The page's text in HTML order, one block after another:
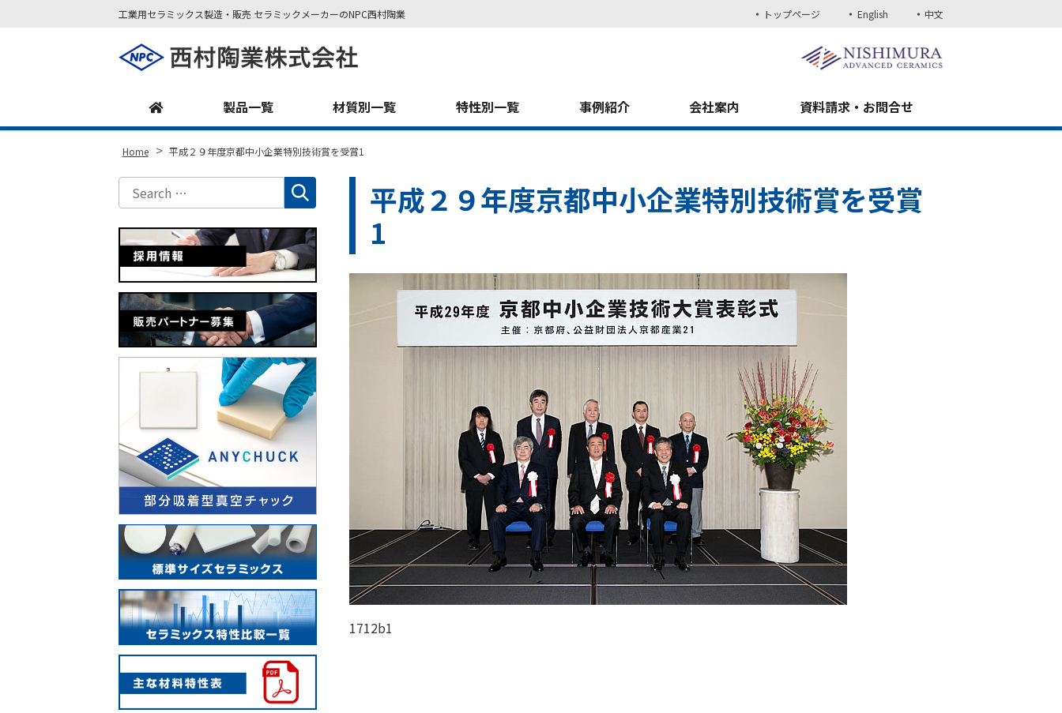
工業用セラミックス製造・販売 セラミックメーカーのNPC西村陶業 トップページ English 中文
製品一覧 材質別一覧 特性別一覧 事例紹介 会社案内 資料請求・お問合せ
Home > 平成２９年度京都中小企業特別技術賞を受賞1
平成２９年度京都中小企業特別技術賞を受賞
1
1712b1